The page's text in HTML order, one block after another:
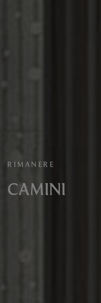
RIMANERE
CAMINI